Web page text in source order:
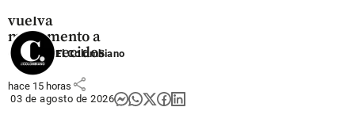
vuelva
monumento a
desaparecidos
hace 15 horas share
El Colombiano
03 de agosto de 2026